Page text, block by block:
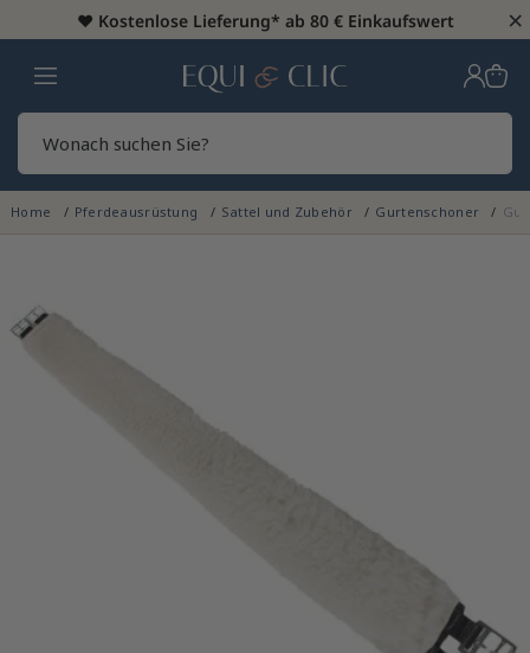
♥️ Kostenlose Lieferung* ab 80 € Einkaufswert ×
Heim
Home Pferdeausrüstung Sattel und Zubehör Gurtenschoner